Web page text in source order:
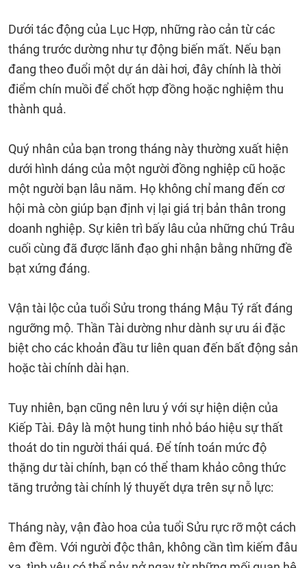
Dưới tác động của Lục Hợp, những rào cản từ các
tháng trước dường như tự động biến mất. Nếu bạn
đang theo đuổi một dự án dài hơi, đây chính là thời
điểm chín muồi để chốt hợp đồng hoặc nghiệm thu
thành quả.
Quý nhân của bạn trong tháng này thường xuất hiện
dưới hình dáng của một người đồng nghiệp cũ hoặc
một người bạn lâu năm. Họ không chỉ mang đến cơ
hội mà còn giúp bạn định vị lại giá trị bản thân trong
doanh nghiệp. Sự kiên trì bấy lâu của những chú Trâu
cuối cùng đã được lãnh đạo ghi nhận bằng những đề
bạt xứng đáng.
Vận tài lộc của tuổi Sửu trong tháng Mậu Tý rất đáng
ngưỡng mộ. Thần Tài dường như dành sự ưu ái đặc
biệt cho các khoản đầu tư liên quan đến bất động sản
hoặc tài chính dài hạn.
Tuy nhiên, bạn cũng nên lưu ý với sự hiện diện của
Kiếp Tài. Đây là một hung tinh nhỏ báo hiệu sự thất
thoát do tin người thái quá. Để tính toán mức độ
thặng dư tài chính, bạn có thể tham khảo công thức
tăng trưởng tài chính lý thuyết dựa trên sự nỗ lực:
Tháng này, vận đào hoa của tuổi Sửu rực rỡ một cách
êm đềm. Với người độc thân, không cần tìm kiếm đâu